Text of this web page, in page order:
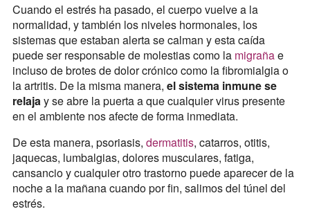
Cuando el estrés ha pasado, el cuerpo vuelve a la
normalidad, y también los niveles hormonales, los
sistemas que estaban alerta se calman y esta caída
puede ser responsable de molestias como la migrañae
incluso de brotes de dolor crónico como la fibromialgia o
la artritis. De la misma manera, el sistema inmune se
relajay se abre la puerta a que cualquier virus presente
en el ambiente nos afecte de forma inmediata.
De esta manera, psoriasis, dermatitis, catarros, otitis,
jaquecas, lumbalgias, dolores musculares, fatiga,
cansancio y cualquier otro trastorno puede aparecer de la
noche a la mañana cuando por fin, salimos del túnel del
estrés.